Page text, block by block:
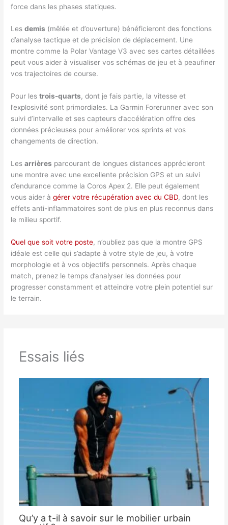
force dans les phases statiques.
Lesdemis (mêlée et d’ouverture) bénéficieront des fonctions
d’analyse tactique et de précision de déplacement. Une
montre comme la Polar Vantage V3 avec ses cartes détaillées
peut vous aider à visualiser vos schémas de jeu et à peaufiner
vos trajectoires de course.
Pour lestrois-quarts, dont je fais partie, la vitesse et
l’explosivité sont primordiales. La Garmin Forerunner avec son
suivi d’intervalle et ses capteurs d’accélération offre des
données précieuses pour améliorer vos sprints et vos
changements de direction.
Lesarrières parcourant de longues distances apprécieront
une montre avec une excellente précision GPS et un suivi
d’endurance comme la Coros Apex 2. Elle peut également
vous aider àgérer votre récupération avec du CBD, dont les
effets anti-inflammatoires sont de plus en plus reconnus dans
le milieu sportif.
Quel que soit votre poste, n’oubliez pas que la montre GPS
idéale est celle qui s’adapte à votre style de jeu, à votre
morphologie et à vos objectifs personnels. Après chaque
match, prenez le temps d’analyser les données pour
progresser constamment et atteindre votre plein potentiel sur
le terrain.
Essais liés
Qu’y a t-il à savoir sur le mobilier urbain